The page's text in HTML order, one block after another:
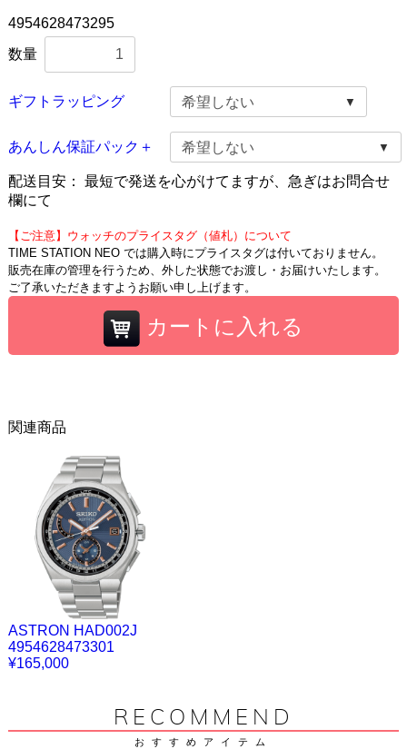
4954628473295
数量
ギフトラッピング
あんしん保証パック＋
配送目安： 最短で発送を心がけてますが、急ぎはお問合せ
欄にて
【ご注意】ウォッチのプライスタグ（値札）について
TIME STATION NEO では購入時にプライスタグは付いておりません。
販売在庫の管理を行うため、外した状態でお渡し・お届けいたします。
ご了承いただきますようお願い申し上げます。
カートに入れる
関連商品
ASTRON HAD002J
4954628473301
¥165,000
RECOMMEND
おすすめアイテム